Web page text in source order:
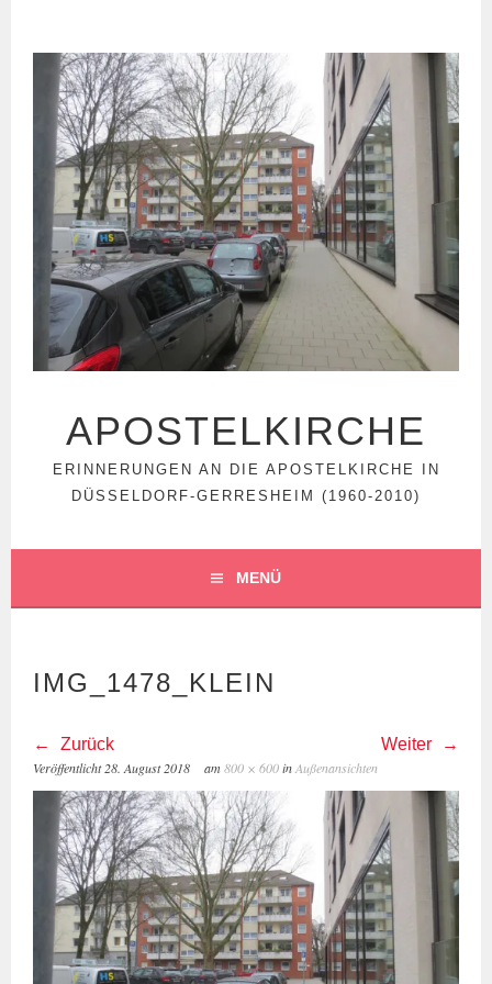
APOSTELKIRCHE
ERINNERUNGEN AN DIE APOSTELKIRCHE IN
DÜSSELDORF-GERRESHEIM (1960-2010)
MENÜ
IMG_1478_KLEIN
Zurück Weiter
Veröffentlicht28. August 2018 am800 × 600inAußenansichten